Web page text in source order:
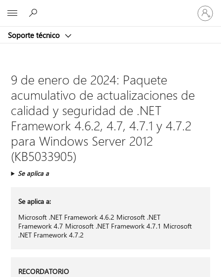
Soporte técnico
Iniciar
sesión
en
cuenta
9 de enero de 2024: Paquete
acumulativo de actualizaciones de
calidad y seguridad de .NET
Framework 4.6.2, 4.7, 4.7.1 y 4.7.2
para Windows Server 2012
(KB5033905)
Se aplica a
Se aplica a:
Microsoft .NET Framework 4.6.2 Microsoft .NET
Framework 4.7 Microsoft .NET Framework 4.7.1 Microsoft
.NET Framework 4.7.2
RECORDATORIO